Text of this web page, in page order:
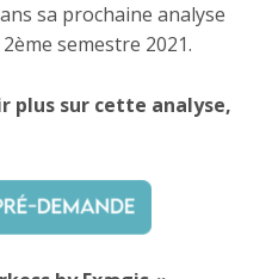
sa prochaine analyse
semestre 2021.
plus sur cette analyse,